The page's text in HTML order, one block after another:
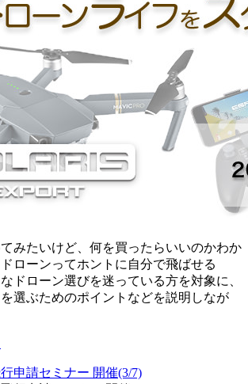
てみたいけど、何を買ったらいいのかわか
ローンってホントに自分で飛ばせる
ドローン選びを迷っている方を対象に、
選ぶためのポイントなどを説明しなが
申請セミナー 開催(3/7)